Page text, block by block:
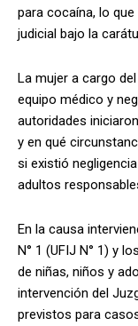
para cocaína, lo
judicial bajo la
La mujer a cargo
equipo médico y
autoridades
y en qué
si existió
adultos
En la causa
N° 1 (UFIJ N° 1) y
de niñas, niños y
intervención del
previstos para